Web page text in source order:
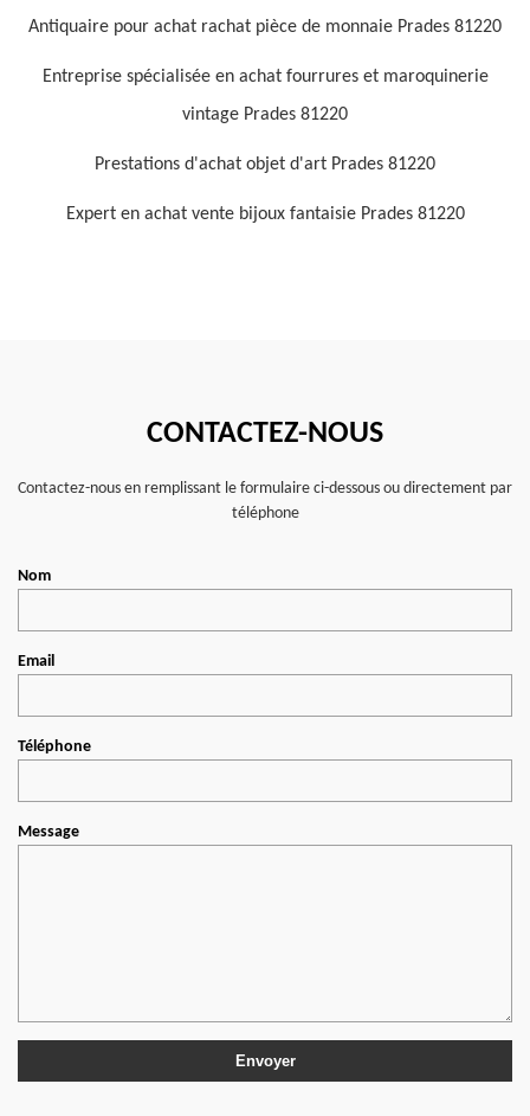
Antiquaire pour achat rachat pièce de monnaie Prades 81220
Entreprise spécialisée en achat fourrures et maroquinerie
vintage Prades 81220
Prestations d'achat objet d'art Prades 81220
Expert en achat vente bijoux fantaisie Prades 81220
CONTACTEZ-NOUS
Contactez-nous en remplissant le formulaire ci-dessous ou directement par
téléphone
Nom
Email
Téléphone
Message